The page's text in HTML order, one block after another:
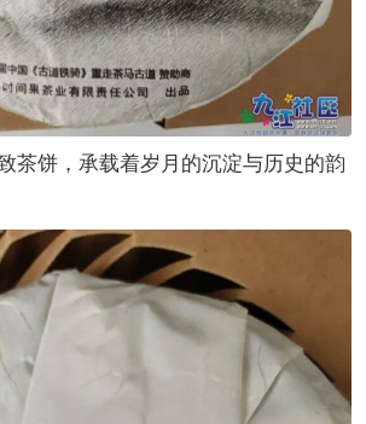
茶饼，承载着岁月的沉淀与历史的韵